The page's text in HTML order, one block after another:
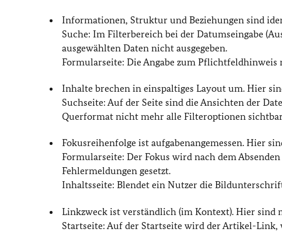
Informationen, Struktur und Beziehungen sind
Suche: Im Filterbereich bei der Datumseingabe
ausgewählten Daten nicht ausgegeben.
Formularseite: Die Angabe zum
Inhalte brechen in einspaltiges Layout um. Hier
Suchseite: Auf der Seite sind die Ansichten der
Querformat nicht mehr alle Filteroptionen
Fokusreihenfolge ist aufgabenangemessen. Hier
Formularseite: Der Fokus wird nach dem
Fehlermeldungen gesetzt.
Inhaltsseite: Blendet ein Nutzer die
Linkzweck ist verständlich (im Kontext). Hier sind
Startseite: Auf der Startseite wird der Artikel-